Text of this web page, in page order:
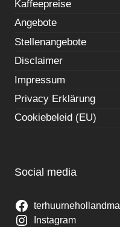
Kaffeepreise
Angebote
Stellenangebote
Disclaimer
Impressum
Privacy Erklärung
Cookiebeleid (EU)
Social media
Instagram